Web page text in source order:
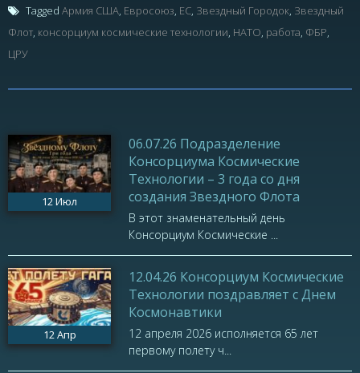
Tagged Армия США Евросоюз ЕС Звездный Городок Звездный
Флот консорциум космические технологии НАТО работа ФБР
ЦРУ
12Июл
06.07.26 Подразделение
Консорциума Космические
Технологии – 3 года со дня
создания Звездного Флота
В этот знаменательный день
Консорциум Космические ...
12Апр
12.04.26 Консорциум Космические
Технологии поздравляет с Днем
Космонавтики
12 апреля 2026 исполняется 65 лет
первому полету ч...